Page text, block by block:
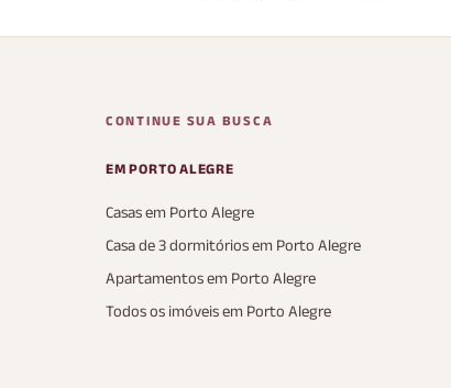
CONTINUE SUA BUSCA
EM PORTO ALEGRE
Casas em Porto Alegre
Casa de 3 dormitórios em Porto Alegre
Apartamentos em Porto Alegre
Todos os imóveis em Porto Alegre